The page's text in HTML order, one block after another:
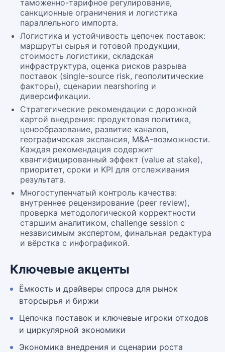
таможенно-тарифное регулирование,
санкционные ограничения и логистика
параллельного импорта.
Логистика и устойчивость цепочек поставок:
маршруты сырья и готовой продукции,
стоимость логистики, складская
инфраструктура, оценка рисков разрыва
поставок (single-source risk, геополитические
факторы), сценарии nearshoring и
диверсификации.
Стратегические рекомендации с дорожной
картой внедрения: продуктовая политика,
ценообразование, развитие каналов,
географическая экспансия, M&A-возможности.
Каждая рекомендация содержит
квантифицированный эффект (value at stake),
приоритет, сроки и KPI для отслеживания
результата.
Многоступенчатый контроль качества:
внутреннее рецензирование (peer review),
проверка методологической корректности
старшим аналитиком, challenge session с
независимым экспертом, финальная редактура
и вёрстка с инфографикой.
Ключевые акценты
Ёмкость и драйверы спроса для рынок
вторсырья и биржи
Цепочка поставок и ключевые игроки отходов
и циркулярной экономики
Экономика внедрения и сценарии роста